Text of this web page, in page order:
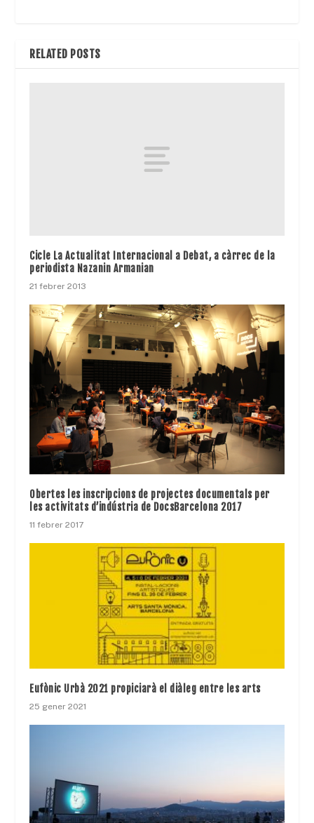
RELATED POSTS
Cicle La Actualitat Internacional a Debat, a càrrec de la
periodista Nazanin Armanian
21 febrer 2013
Obertes les inscripcions de projectes documentals per
les activitats d’indústria de DocsBarcelona 2017
11 febrer 2017
Eufònic Urbà 2021 propiciarà el diàleg entre les arts
25 gener 2021